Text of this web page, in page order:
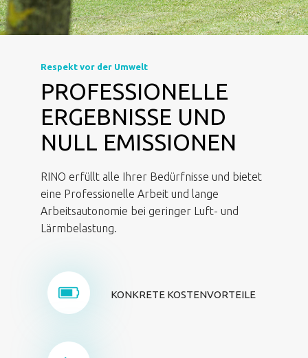
Respekt vor der Umwelt
PROFESSIONELLE
ERGEBNISSE UND
NULL EMISSIONEN
RINO erfüllt alle Ihrer Bedürfnisse und bietet
eine Professionelle Arbeit und lange
Arbeitsautonomie bei geringer Luft- und
Lärmbelastung.
KONKRETE KOSTENVORTEILE